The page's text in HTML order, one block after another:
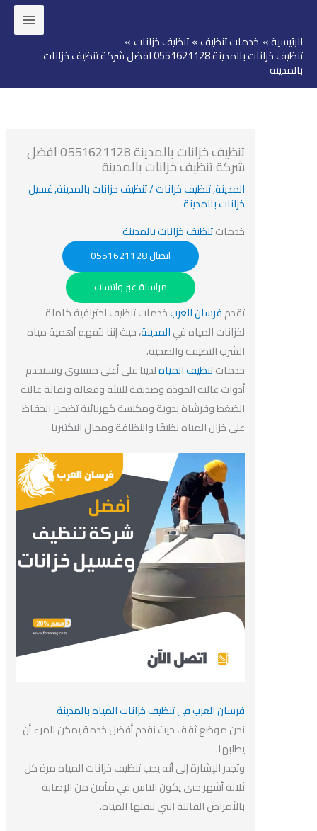
خدمات تنظيف تنظيف خزانات
تنظيف خزانات بالمدينة 0551621128 افضل شركة تنظيف خزانات
تنظيف خزانات بالمدينة 0551621128 افضل
شركة تنظيف خزانات بالمدينة
المدينة,تنظيف خزانات/تنظيف خزانات بالمدينة,غسيل
خزانات بالمدينة
خدماتتنظيف خزانات بالمدينة
اتصال 0551621128
مراسلة عبر واتساب
تقدمفرسان العربخدمات تنظيف احترافية كاملة
لخزانات المياه فيالمدينة، حيث إننا نتفهم أهمية مياه
الشرب النظيفة والصحية.
خدماتتنظيف المياهلدينا على أعلى مستوى ونستخدم
أدوات عالية الجودة وصديقة للبيئة وفعالة ونفاثة عالية
الضغط وفرشاة يدوية ومكنسة كهربائية تضمن الحفاظ
على خزان المياه نظيفًا والنظافة ومجال البكتيريا.
فرسان العرب فى تنظيف خزانات المياه بالمدينة
نحن موضع ثقة ، حيث نقدم أفضل خدمة يمكن للمرء أن
يطلبها.
وتجدر الإشارة إلى أنه يجب تنظيف خزانات المياه مرة كل
ثلاثة أشهر حتى يكون الناس في مأمن من الإصابة
بالأمراض القاتلة التي تنقلها المياه.